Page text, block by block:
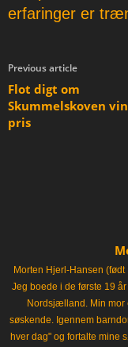
erfaringer er
Previous article
Flot digt om
Skummelskoven
pris
Morten Hjerl-Hansen
Jeg boede i de første 19
Nordsjælland. Min mor
søskende. Igennem
hver dag" og fortalte mine